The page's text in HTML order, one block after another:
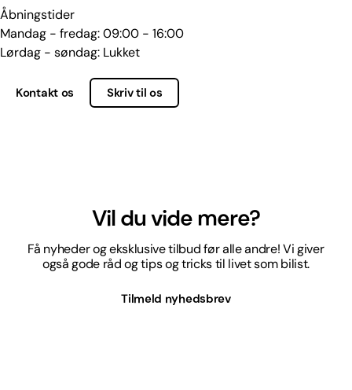
Åbningstider
Mandag - fredag: 09:00 - 16:00
Lørdag - søndag: Lukket
Kontakt os Skriv til os
Vil du vide mere?
Få nyheder og eksklusive tilbud før alle andre! Vi giver
også gode råd og tips og tricks til livet som bilist.
Tilmeld nyhedsbrev